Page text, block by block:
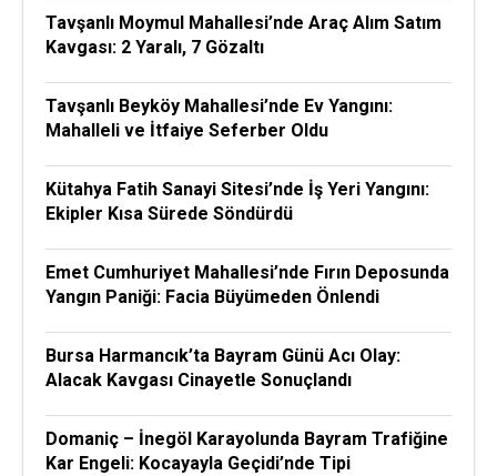
Tavşanlı Moymul Mahallesi’nde Araç Alım Satım
Kavgası: 2 Yaralı, 7 Gözaltı
Tavşanlı Beyköy Mahallesi’nde Ev Yangını:
Mahalleli ve İtfaiye Seferber Oldu
Kütahya Fatih Sanayi Sitesi’nde İş Yeri Yangını:
Ekipler Kısa Sürede Söndürdü
Emet Cumhuriyet Mahallesi’nde Fırın Deposunda
Yangın Paniği: Facia Büyümeden Önlendi
Bursa Harmancık’ta Bayram Günü Acı Olay:
Alacak Kavgası Cinayetle Sonuçlandı
Domaniç – İnegöl Karayolunda Bayram Trafiğine
Kar Engeli: Kocayayla Geçidi’nde Tipi